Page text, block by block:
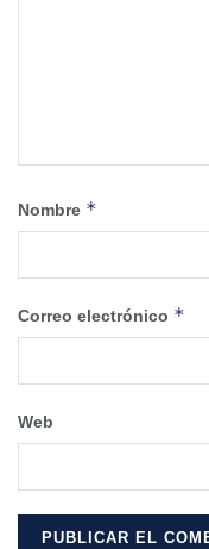
Nombre *
Correo electrónico *
Web